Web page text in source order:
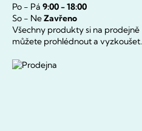
Po - Pá 9:00 - 18:00
So - NeZavřeno
Všechny produkty si na prodejně
můžete prohlédnout a vyzkoušet.